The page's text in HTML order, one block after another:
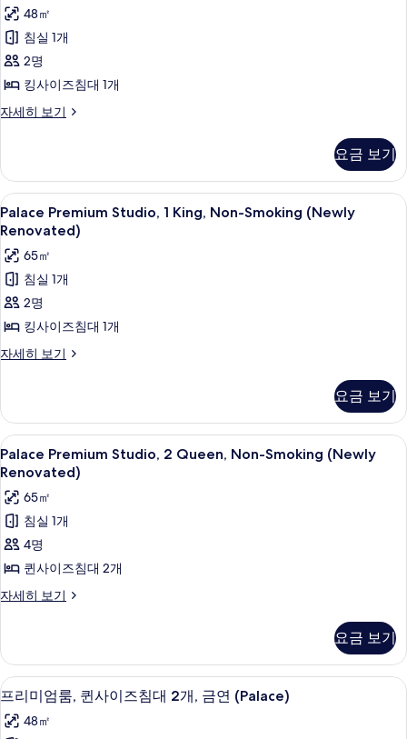
개
(Nobu)
사
진
모
기
침
대
개
(Nobu)
세
미
엄
룸,
사
즈
침
대
1
개,
금
연
(Palace)
사
두
보
기
48㎡
침실 1개
2명
킹사이즈침대 1개
자세히 보기
프
룸,
킹
사
이
침
대
개,
금
(Palace)
보
기
요금 보기
Palace
Premium
Studio,
1
King,
Non-
Smoking
(Newly
진
모
두
보
기
Palace Premium Studio, 1 King,
4
Palace Premium Studio, 1 King, Non-Smoking (Newly
Renovated)
65㎡
침실 1개
2명
킹사이즈침대 1개
자세히 보기
Palace
King,
Non-
Smoking
(Newly
자
세
히
보
기
요금 보기
Palace
Premium
Studio,
2
Queen,
Non-
Smoking
(Newly
진
모
두
보
필로우탑 침대, 객실 내 금고, 책상, 암
4
Palace Premium Studio, 2 Queen, Non-Smoking (Newly
Renovated)
65㎡
침실 1개
4명
퀸사이즈침대 2개
자세히 보기
Palace
Queen,
Non-
Smoking
(Newly
Renovated)
요금 보기
프
리
미
필로우탑 침대, 객실 내 금고, 책상, 암
4
프리미엄룸, 퀸사이즈침대 2개, 금연 (Palace)
48㎡